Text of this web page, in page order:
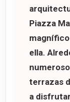
Piazza
ella.
terrazas
a